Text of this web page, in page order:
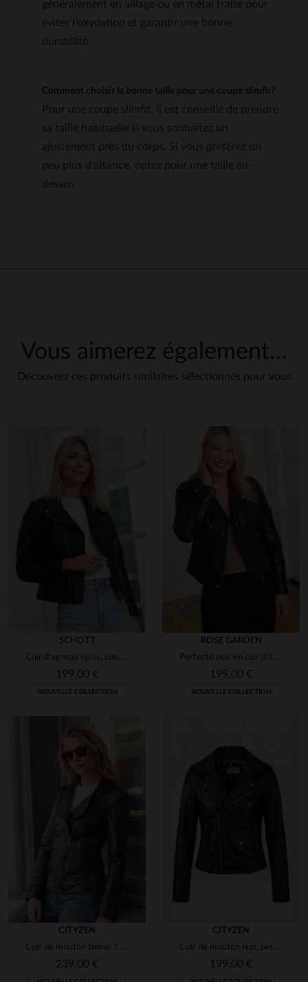
généralement en alliage ou en métal traité pour
éviter l'oxydation et garantir une bonne
durabilité.
Comment choisir la bonne taille pour une coupe slimfit?
Pour une coupe slimfit, il est conseillé de prendre
sa taille habituelle si vous souhaitez un
ajustement près du corps. Si vous préférez un
peu plus d'aisance, optez pour une taille au-
dessus.
en cliquant ici
Vous aimerez également…
Découvrez ces produits similaires sélectionnés pour vous
SCHOTT
Cuir d'agneau épais, coupe ajustée : le Perfecto Schott LCW8614.
199,00 €
NOUVELLE COLLECTION
ROSE GARDEN
Perfecto noir en cuir d'agneau, alliant souplesse et esprit biker.
199,00 €
NOUVELLE COLLECTION
CITYZEN
Cuir de mouton tanné: l'esprit biker dans un perfecto noir.
239,00 €
CITYZEN
Cuir de mouton noir, perfecto slim fit au style rock et intemporel.
199,00 €